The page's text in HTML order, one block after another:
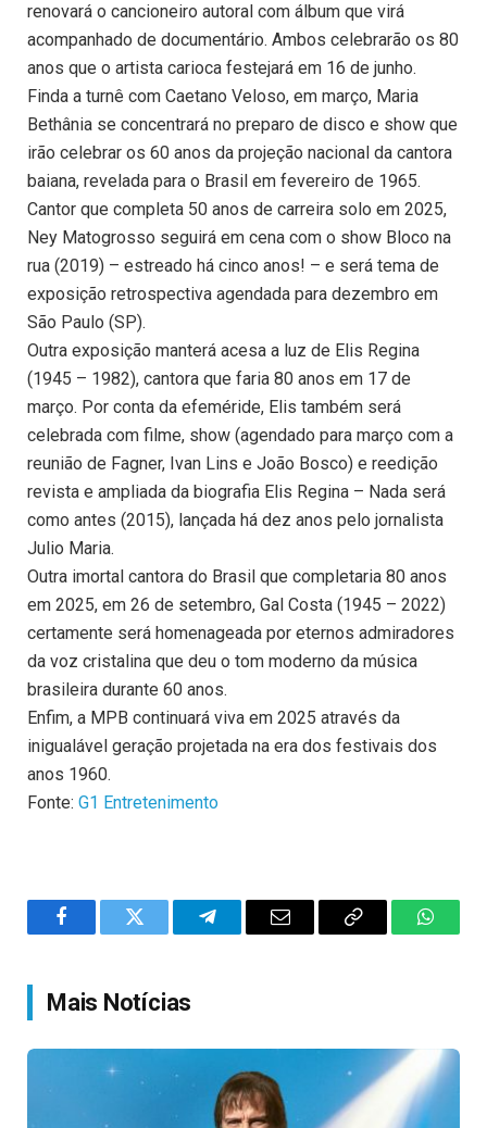
renovará o cancioneiro autoral com álbum que virá
acompanhado de documentário. Ambos celebrarão os 80
anos que o artista carioca festejará em 16 de junho.
Finda a turnê com Caetano Veloso, em março, Maria
Bethânia se concentrará no preparo de disco e show que
irão celebrar os 60 anos da projeção nacional da cantora
baiana, revelada para o Brasil em fevereiro de 1965.
Cantor que completa 50 anos de carreira solo em 2025,
Ney Matogrosso seguirá em cena com o show Bloco na
rua (2019) – estreado há cinco anos! – e será tema de
exposição retrospectiva agendada para dezembro em
São Paulo (SP).
Outra exposição manterá acesa a luz de Elis Regina
(1945 – 1982), cantora que faria 80 anos em 17 de
março. Por conta da efeméride, Elis também será
celebrada com filme, show (agendado para março com a
reunião de Fagner, Ivan Lins e João Bosco) e reedição
revista e ampliada da biografia Elis Regina – Nada será
como antes (2015), lançada há dez anos pelo jornalista
Julio Maria.
Outra imortal cantora do Brasil que completaria 80 anos
em 2025, em 26 de setembro, Gal Costa (1945 – 2022)
certamente será homenageada por eternos admiradores
da voz cristalina que deu o tom moderno da música
brasileira durante 60 anos.
Enfim, a MPB continuará viva em 2025 através da
inigualável geração projetada na era dos festivais dos
anos 1960.
Fonte: G1 Entretenimento
FacebookTwitter TelegramEmail
Copy
Mais Notícias